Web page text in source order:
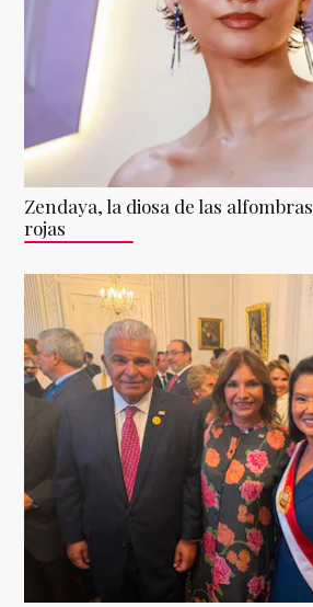
Zendaya, la diosa de las alfombras
rojas